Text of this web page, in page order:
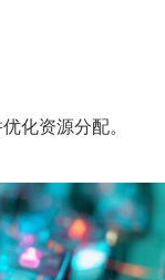
化资源分配。